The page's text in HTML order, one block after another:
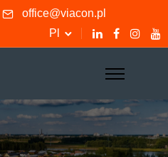
office@viacon.pl
Pl